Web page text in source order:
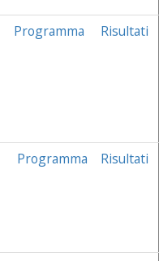
Programma Risultati
Programma Risultati